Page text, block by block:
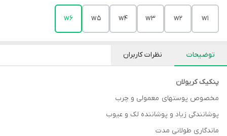
w1
w2
w3
w4
w5
w6
توضیحات نظرات کاربران
پنکیک کریولان
مخصوص پوستهای معمولی و چرب
پوشانندگی زیاد و پوشاننده لک و عیوب
ماندگاری طولانی مدت